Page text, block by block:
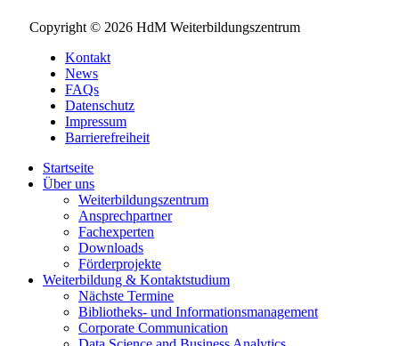
Copyright © 2026 HdM Weiterbildungszentrum
Kontakt
News
FAQs
Datenschutz
Impressum
Barrierefreiheit
Startseite
Über uns
Weiterbildungszentrum
Ansprechpartner
Fachexperten
Downloads
Förderprojekte
Weiterbildung & Kontaktstudium
Nächste Termine
Bibliotheks- und Informationsmanagement
Corporate Communication